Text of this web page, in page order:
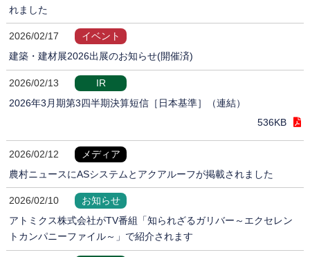
れました
2026/02/17
イベント
建築・建材展2026出展のお知らせ(開催済)
2026/02/13
IR
2026年3月期第3四半期決算短信［日本基準］（連結）
536KB
2026/02/12
メディア
農村ニュースにASシステムとアクアルーフが掲載されました
2026/02/10
お知らせ
アトミクス株式会社がTV番組「知られざるガリバー～エクセレン
トカンパニーファイル～」で紹介されます